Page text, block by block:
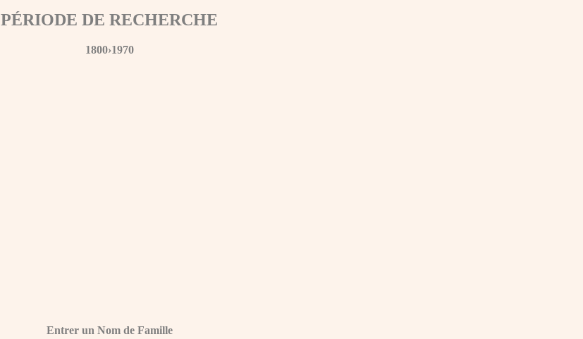
PÉRIODE DE RECHERCHE
1800›1970
Entrer un Nom de Famille